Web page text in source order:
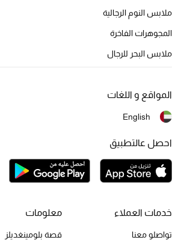
ركن الفخامة
موضة نسائية
الحقائب
ملابس النوم الرجالية
المجوهرات الفاخرة
ملابس البحر للرجال
خدمات العملاء
تواصلو معنا
معلومات
قصة بلومينغديلز
المواقع و اللغات
English
احصل عالتطبيق